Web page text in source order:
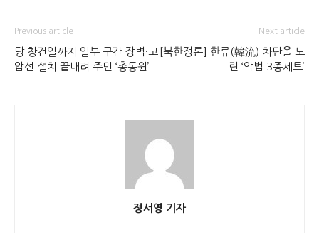
Previous article
당 창건일까지 일부 구간 장벽·고
압선 설치 끝내려 주민 ‘총동원’
Next article
[북한정론] 한류(韓流) 차단을 노
린 ‘악법 3종세트’
정서영 기자